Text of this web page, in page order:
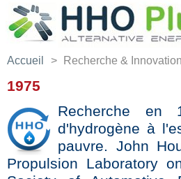
Accueil > Recherche & Innovation
1975
Recherche en
d'hydrogène à
pauvre. John
Propulsion Laboratory